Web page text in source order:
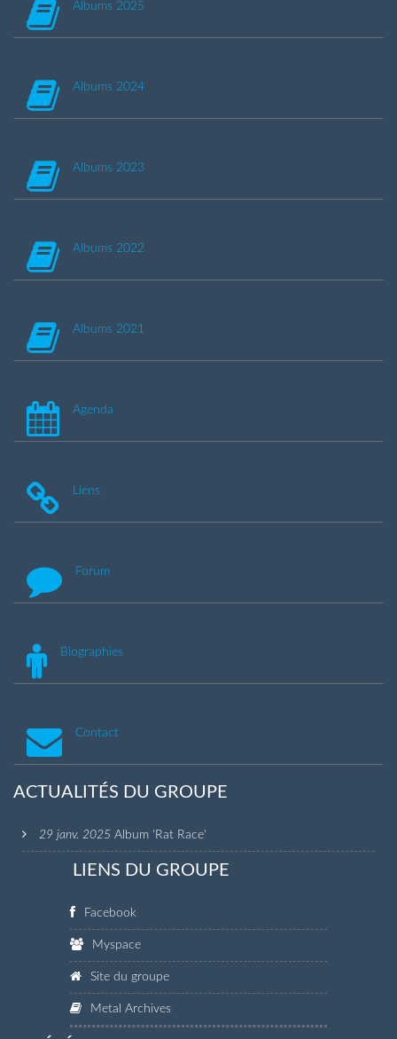
Albums 2025
Albums 2024
Albums 2023
Albums 2022
Albums 2021
Agenda
Liens
Forum
Biographies
Contact
ACTUALITÉS DU GROUPE
29 janv. 2025 Album 'Rat Race'
LIENS DU GROUPE
Facebook
Myspace
Site du groupe
Metal Archives